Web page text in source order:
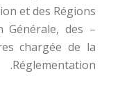
et des Régions ;
Générale, des
chargée de la
Réglementation.